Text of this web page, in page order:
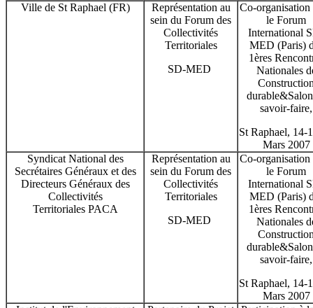
Ville de St Raphael (FR)
Représentation au
sein du Forum des
Collectivités
Territoriales
SD-MED
Co-organisation
le Forum
International
MED (Paris)
1ères
Nationales
savoir-faire,
St Raphael, 14-
Mars 2007
Syndicat National des
Secrétaires Généraux et des
Directeurs Généraux des
Collectivités
Territoriales PACA
Représentation au
sein du Forum des
Collectivités
Territoriales
SD-MED
Co-organisation
le Forum
International
MED (Paris)
1ères
Nationales
savoir-faire,
St Raphael, 14-
Mars 2007